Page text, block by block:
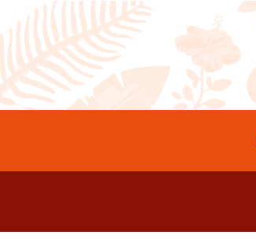
Aller au contenu principal